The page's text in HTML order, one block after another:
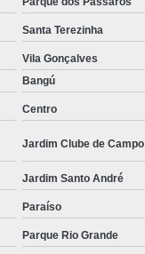
Santa Terezinha
Vila Gonçalves
Bangú
Centro
Jardim Clube de Campo
Jardim Santo André
Paraíso
Parque Rio Grande